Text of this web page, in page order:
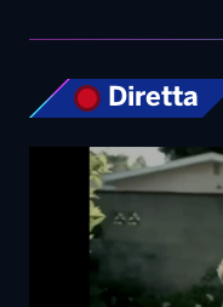
Diretta